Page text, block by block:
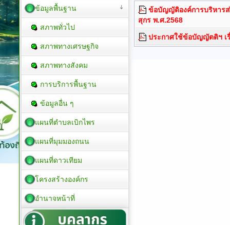
ข้อบัญญัติองค์การบริหารส่
สุกร พ.ศ.2568
ประกาศใช้ข้อบัญญัตติฯ เ
ข้อมูลพื้นฐาน
สภาพทั่วไป
สภาพทางเศรษฐกิจ
สภาพทางสังคม
การบริการพื้นฐาน
ข้อมูลอื่น ๆ
แผนที่ตำบลเบิกไพร
แผนที่มุมมองถนน
แผนที่ดาวเทียม
โครงสร้างองค์กร
อำนาจหน้าที่